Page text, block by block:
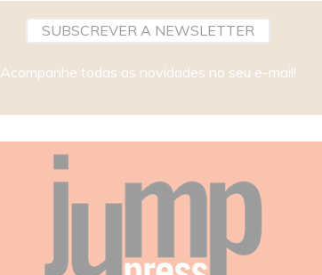
SUBSCREVER A NEWSLETTER
Acompanhe todas as novidades no seu e-mail!